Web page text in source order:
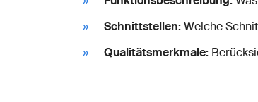
Schnittstellen:Welche
Qualitätsmerkmale: